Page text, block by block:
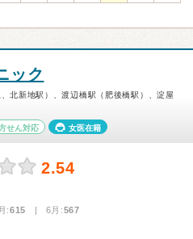
ック
北新地駅）、渡辺橋駅（肥後橋駅）、淀屋
せん対応 女医在籍
2.54
:615 | 6月:567